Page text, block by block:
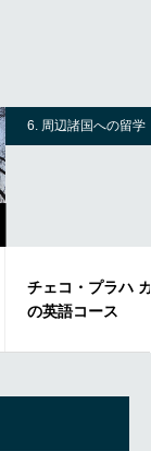
への留学
プラハ カレル大学
ース